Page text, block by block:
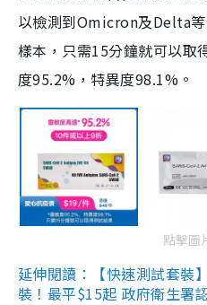
以檢測到Omicron及Delta
樣本，只需15分鐘就可以取
度95.2%，特異度98.1%。
點擊圖
延伸閱讀：【快速測試套裝
裝！最平$15起 政府衛生署